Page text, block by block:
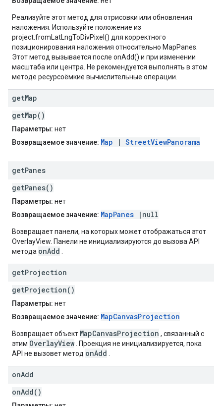
Реализуйте этот метод для отрисовки или обновления
наложения. Используйте положение из
project.fromLatLngToDivPixel() для корректного
позиционирования наложения относительно MapPanes.
Этот метод вызывается после onAdd() и при изменении
масштаба или центра. Не рекомендуется выполнять в этом
методе ресурсоёмкие вычислительные операции.
getMap
getMap()
Параметры: нет
Возвращаемое значение: Map | StreetViewPanorama
getPanes
getPanes()
Параметры: нет
Возвращаемое значение: MapPanes |null
Возвращает панели, на которых может отображаться этот
OverlayView. Панели не инициализируются до вызова API
метода onAdd
getProjection
getProjection()
Параметры: нет
Возвращаемое значение: MapCanvasProjection
Возвращает объект MapCanvasProjection , связанный с
этим OverlayView . Проекция не инициализируется, пока
API не вызовет метод onAdd
onAdd
onAdd()